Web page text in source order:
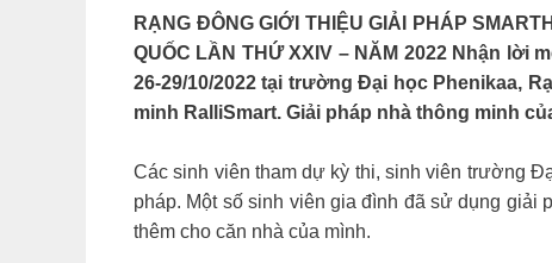
RẠNG ĐÔNG GIỚI THIỆU GIẢI PHÁP
QUỐC LẦN THỨ XXIV – NĂM 2022 Nhận lời
26-29/10/2022 tại trường Đại học Phenikaa,
minh RalliSmart. Giải pháp nhà thông minh
Các sinh viên tham dự kỳ thi, sinh viên trường
pháp. Một số sinh viên gia đình đã sử dụng giải
thêm cho căn nhà của mình.